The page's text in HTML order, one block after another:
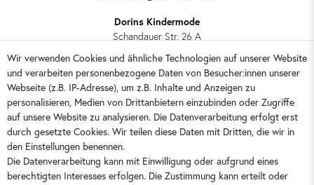
Dorins Kindermode
Schandauer Str. 26 A
01309 Dresden
0351 28708090
kontakt@dorins-kindermode.de
Sie erreichen uns: Montag - Freitag 9 - 16 Uhr
Wir verwenden Cookies und ähnliche Technologien auf unserer Website
und verarbeiten personenbezogene Daten von Besucher:innen unserer
Webseite (z.B. IP-Adresse), um z.B. Inhalte und Anzeigen zu
personalisieren, Medien von Drittanbietern einzubinden oder Zugriffe
auf unsere Website zu analysieren. Die Datenverarbeitung erfolgt erst
durch gesetzte Cookies. Wir teilen diese Daten mit Dritten, die wir in
den Einstellungen benennen.
Die Datenverarbeitung kann mit Einwilligung oder aufgrund eines
berechtigten Interesses erfolgen. Die Zustimmung kann erteilt oder